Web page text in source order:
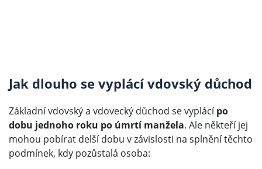
Jak dlouho se vyplácí vdovský důchod
Základní vdovský a vdovecký důchod se vyplácípo
dobu jednoho roku po úmrtí manžela. Ale někteří jej
mohou pobírat delší dobu v závislosti na splnění těchto
podmínek, kdy pozůstalá osoba: